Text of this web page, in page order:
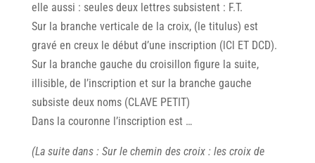
elle aussi : seules deux lettres subsistent : F.T.
Sur la branche verticale de la croix, (le titulus) est
gravé en creux le début d’une inscription (lCl ET DCD).
Sur la branche gauche du croisillon figure la suite,
illisible, de I’inscription et sur la branche gauche
subsiste deux noms (CLAVE PETIT)
Dans la couronne l’inscription est …
(La suite dans : Sur le chemin des croix : les croix de